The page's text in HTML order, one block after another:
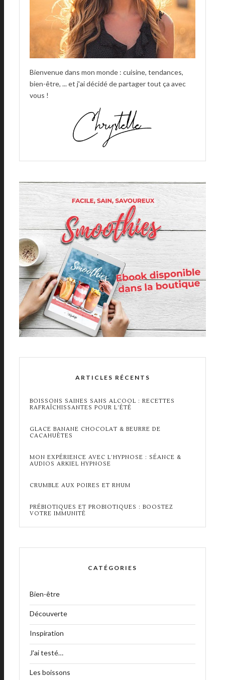
Bienvenue dans mon monde : cuisine, tendances,
bien-être, ... et j'ai décidé de partager tout ça avec
vous !
ARTICLES RÉCENTS
BOISSONS SAINES SANS ALCOOL : RECETTES
RAFRAÎCHISSANTES POUR L’ÉTÉ
GLACE BANANE CHOCOLAT & BEURRE DE
CACAHUÈTES
MON EXPÉRIENCE AVEC L’HYPNOSE : SÉANCE &
AUDIOS ARKIEL HYPNOSE
CRUMBLE AUX POIRES ET RHUM
PRÉBIOTIQUES ET PROBIOTIQUES : BOOSTEZ
VOTRE IMMUNITÉ
CATÉGORIES
Bien-être
Découverte
Inspiration
J'ai testé…
Les boissons